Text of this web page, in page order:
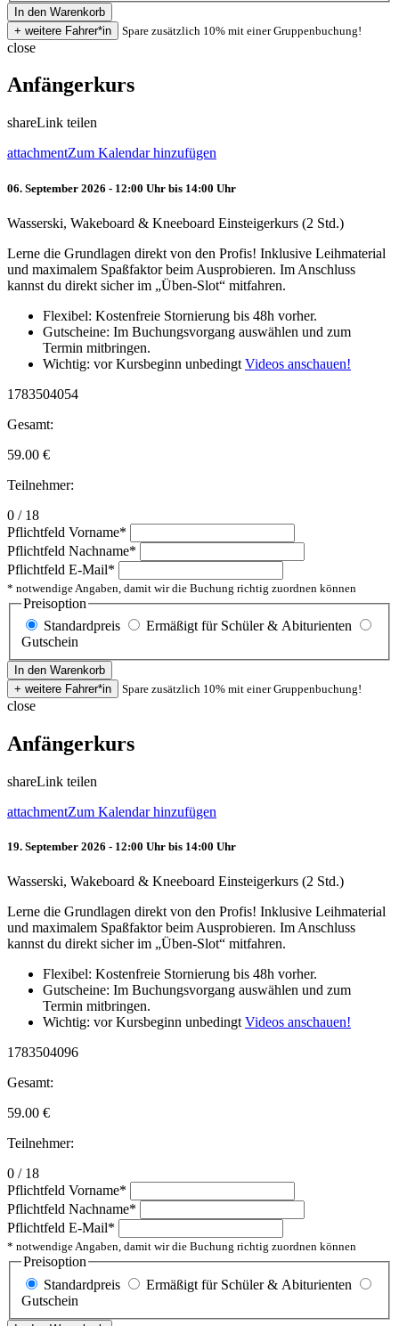
Spare zusätzlich 10% mit einer Gruppenbuchung!
close
Anfängerkurs
shareLink teilen
attachmentZum Kalendar hinzufügen
06. September 2026 - 12:00 Uhr bis 14:00 Uhr
Wasserski, Wakeboard & Kneeboard Einsteigerkurs (2 Std.)
Lerne die Grundlagen direkt von den Profis! Inklusive Leihmaterial
und maximalem Spaßfaktor beim Ausprobieren. Im Anschluss
kannst du direkt sicher im „Üben-Slot“ mitfahren.
Flexibel: Kostenfreie Stornierung bis 48h vorher.
Gutscheine: Im Buchungsvorgang auswählen und zum
Termin mitbringen.
Wichtig: vor Kursbeginn unbedingt Videos anschauen!
1783504054
Gesamt:
59.00 €
Teilnehmer:
0 / 18
Pflichtfeld Vorname*
Pflichtfeld Nachname*
Pflichtfeld E-Mail*
* notwendige Angaben, damit wir die Buchung richtig zuordnen können
Preisoption
Standardpreis
Ermäßigt für Schüler & Abiturienten
Gutschein
Spare zusätzlich 10% mit einer Gruppenbuchung!
close
Anfängerkurs
shareLink teilen
attachmentZum Kalendar hinzufügen
19. September 2026 - 12:00 Uhr bis 14:00 Uhr
Wasserski, Wakeboard & Kneeboard Einsteigerkurs (2 Std.)
Lerne die Grundlagen direkt von den Profis! Inklusive Leihmaterial
und maximalem Spaßfaktor beim Ausprobieren. Im Anschluss
kannst du direkt sicher im „Üben-Slot“ mitfahren.
Flexibel: Kostenfreie Stornierung bis 48h vorher.
Gutscheine: Im Buchungsvorgang auswählen und zum
Termin mitbringen.
Wichtig: vor Kursbeginn unbedingtVideos anschauen!
1783504096
Gesamt:
59.00 €
Teilnehmer:
0 / 18
Pflichtfeld Vorname*
Pflichtfeld Nachname*
Pflichtfeld E-Mail*
* notwendige Angaben, damit wir die Buchung richtig zuordnen können
Preisoption
Standardpreis
Ermäßigt für Schüler & Abiturienten
Gutschein